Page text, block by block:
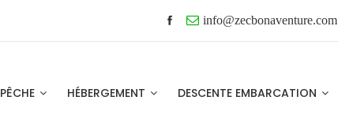
info@zecbonaventure.com
PÊCHE HÉBERGEMENT DESCENTE EMBARCATION